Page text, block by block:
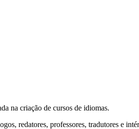
na criação de cursos de idiomas.
redatores, professores, tradutores e